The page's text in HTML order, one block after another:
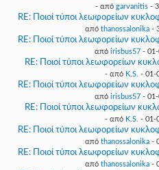
- από garvanitis -
RE: Ποιοί τύποι λεωφορείων
από thanossalonika -
RE: Ποιοί τύποι λεωφορείων
από irisbus57- 01-
RE: Ποιοί τύποι λεωφορείων
- από K.S. - 01-
RE: Ποιοί τύποι λεωφορείων
από irisbus57- 01-
RE: Ποιοί τύποι λεωφορείων
- από K.S. - 01-
RE: Ποιοί τύποι λεωφορείων
από thanossalonika -
RE: Ποιοί τύποι λεωφορείων
από thanossalonika -